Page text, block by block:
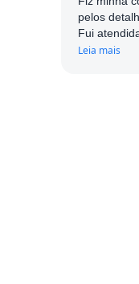
pelos
Fui
muito
Leia mais